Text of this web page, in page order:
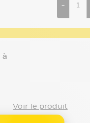
-
à
Voir le produit